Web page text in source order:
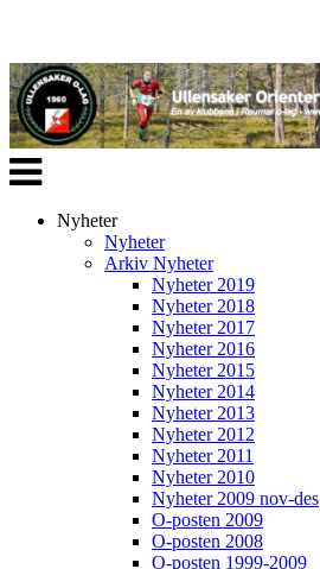
Veksle
navigasjon
Nyheter
Nyheter
Arkiv Nyheter
Nyheter 2019
Nyheter 2018
Nyheter 2017
Nyheter 2016
Nyheter 2015
Nyheter 2014
Nyheter 2013
Nyheter 2012
Nyheter 2011
Nyheter 2010
Nyheter 2009 nov-des
O-posten 2009
O-posten 2008
O-posten 1999-2009